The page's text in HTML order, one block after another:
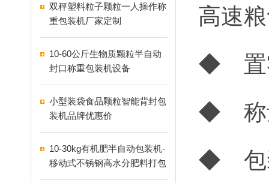
双秤塑料粒子颗粒一人操作称
重包装机厂家定制
10-60公斤生物质颗粒半自动
封口称重包装机设备
小型装袋食品颗粒智能背封包
装机品牌优惠价
10-30kg有机肥半自动包装机-
移动式不锈钢高水分肥料打包
机
高速
◆ 置
◆ 称
◆ 包